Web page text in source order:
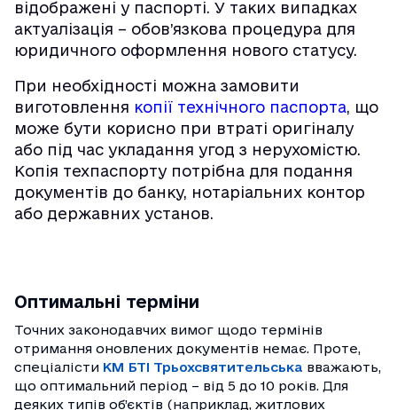
відображені у паспорті. У таких випадках
актуалізація – обов’язкова процедура для
юридичного оформлення нового статусу.
При необхідності можна замовити
виготовлення копії технічного паспорта, що
може бути корисно при втраті оригіналу
або під час укладання угод з нерухомістю.
Копія техпаспорту потрібна для подання
документів до банку, нотаріальних контор
або державних установ.
Оптимальні терміни
Точних законодавчих вимог щодо термінів
отримання оновлених документів немає. Проте,
спеціалісти КМ БТІ Трьохсвятительська вважають,
що оптимальний період – від 5 до 10 років. Для
деяких типів об’єктів (наприклад, житлових